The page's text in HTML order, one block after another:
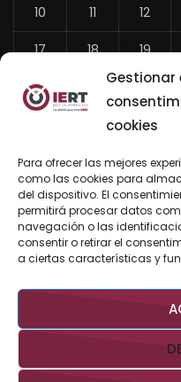
Gestionar
cookies
Para ofrecer las mejores
como las cookies para
del dispositivo. El
permitirá procesar datos
navegación o las
consentir o retirar el
a ciertas características y
10 11 12
17 18 19
24 26
BUSCAR AHORA